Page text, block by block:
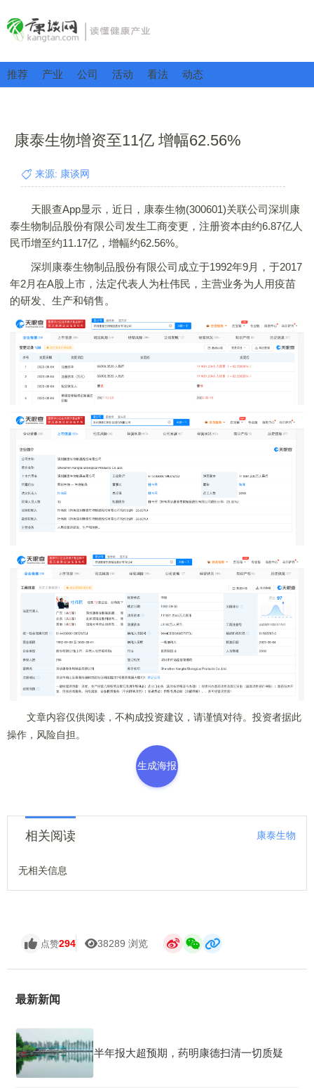
推荐 产业 公司 活动 看法 动态
康泰生物增资至11亿 增幅62.56%
来源: 康谈网
天眼查App显示，近日，康泰生物(300601)关联公司深圳康
泰生物制品股份有限公司发生工商变更，注册资本由约6.87亿人
民币增至约11.17亿，增幅约62.56%。
深圳康泰生物制品股份有限公司成立于1992年9月，于2017
年2月在A股上市，法定代表人为杜伟民，主营业务为人用疫苗
的研发、生产和销售。
文章内容仅供阅读，不构成投资建议，请谨慎对待。投资者据此
操作，风险自担。
生成海报
相关阅读 康泰生物
无相关信息
点赞294 38289 浏览
最新新闻
半年报大超预期，药明康德扫清一切质疑